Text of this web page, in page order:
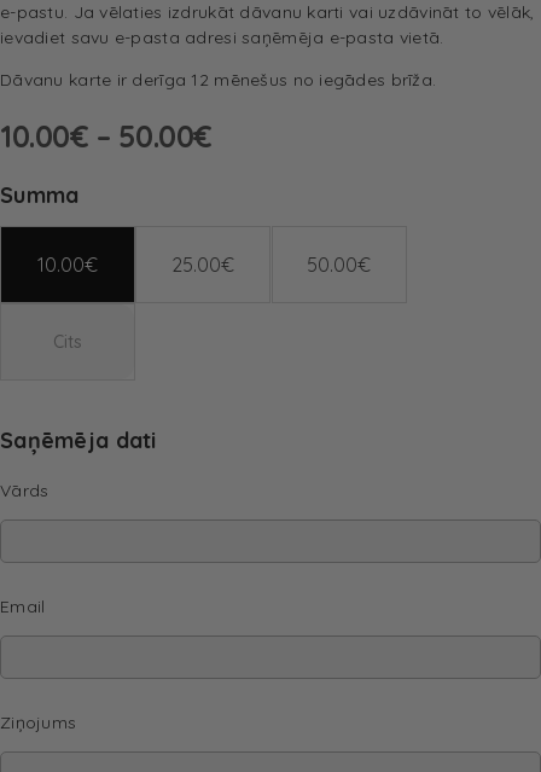
e-pastu. Ja vēlaties izdrukāt dāvanu karti vai uzdāvināt to vēlāk,
ievadiet savu e-pasta adresi saņēmēja e-pasta vietā.
Dāvanu karte ir derīga 12 mēnešus no iegādes brīža.
10.00€ – 50.00€
Summa
10.00€ 25.00€ 50.00€
Saņēmēja dati
Vārds
Email
Ziņojums